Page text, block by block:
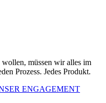
wollen, müssen wir alles im
Prozess. Jedes Produkt.
ENGAGEMENT